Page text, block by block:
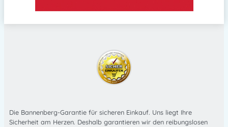
Die Bannenberg-Garantie für sicheren Einkauf. Uns liegt Ihre
Sicherheit am Herzen. Deshalb garantieren wir den reibungslosen